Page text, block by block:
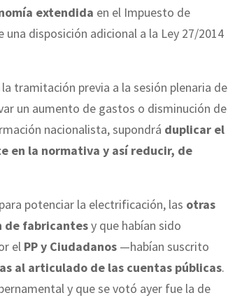
extendida en el Impuesto de
disposición adicional a la Ley 27/2014
tramitación previa a la sesión plenaria de
un aumento de gastos o disminución de
nacionalista, supondrá duplicar el
en la normativa y así reducir, de
potenciar la electrificación, las otras
de fabricantesy que habían sido
el PP y Ciudadanos —habían suscrito
al articulado de las cuentas públicas.
y que se votó ayer fue la de